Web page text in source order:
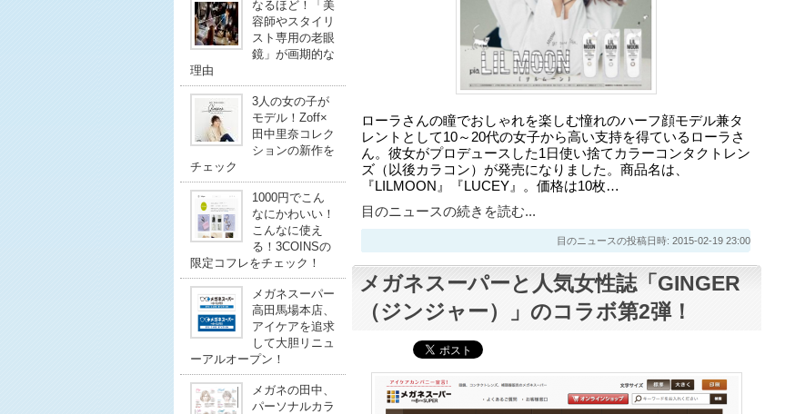
なるほど！「美
容師やスタイリ
スト専用の老眼
鏡」が画期的な
理由
3人の女の子が
モデル！Zoff×
田中里奈コレク
ションの新作を
チェック
1000円でこん
なにかわいい！
こんなに使え
る！3COINSの
限定コフレをチェック！
メガネスーパー
高田馬場本店、
アイケアを追求
して大胆リニュ
ーアルオープン！
メガネの田中、
パーソナルカラ
ローラさんの瞳でおしゃれを楽しむ憧れのハーフ顔モデル兼タ
レントとして10～20代の女子から高い支持を得ているローラさ
ん。彼女がプロデュースした1日使い捨てカラーコンタクトレン
ズ（以後カラコン）が発売になりました。商品名は、
『LILMOON』『LUCEY』。価格は10枚…
目のニュースの続きを読む...
目のニュースの投稿日時: 2015-02-19 23:00
メガネスーパーと人気女性誌「GINGER
（ジンジャー）」のコラボ第2弾！